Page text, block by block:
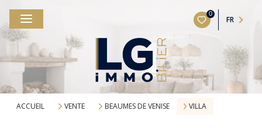
0
FR
ACCUEIL VENTE BEAUMES DE VENISE VILLA